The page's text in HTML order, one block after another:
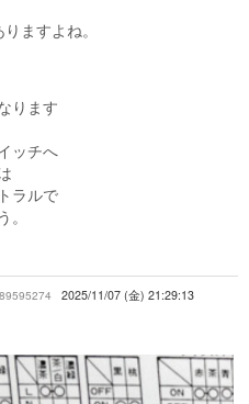
ますよね。
ります
ッチへ
ラルで
2025/11/07 (金) 21:29:13